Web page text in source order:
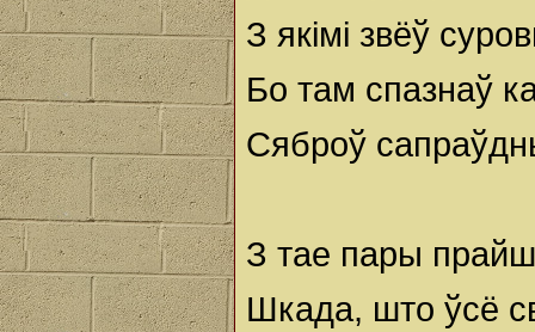
З якімі звёў
Бо там спазнаў
Сяброў
З тае пары
Шкада, што ўсё